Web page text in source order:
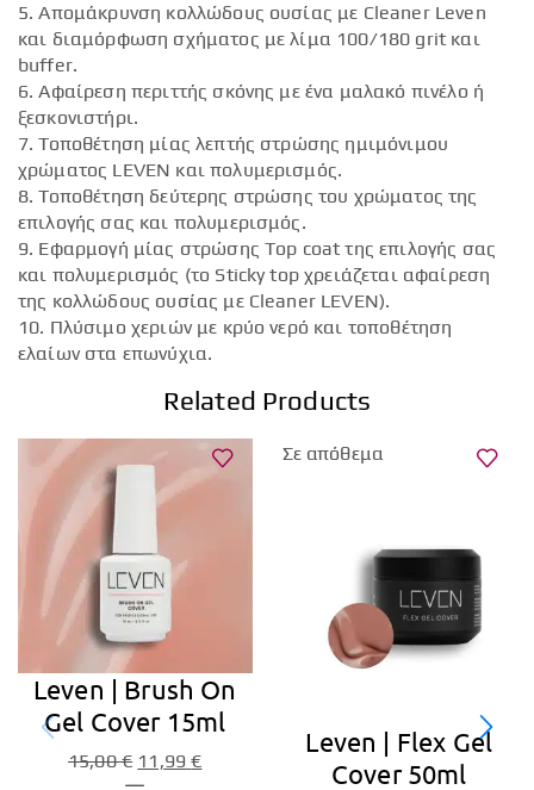
5. Απομάκρυνση κολλώδους ουσίας με Cleaner Leven
και διαμόρφωση σχήματος με λίμα 100/180 grit και
buffer.
6. Αφαίρεση περιττής σκόνης με ένα μαλακό πινέλο ή
ξεσκονιστήρι.
7. Τοποθέτηση μίας λεπτής στρώσης ημιμόνιμου
χρώματος LEVEN και πολυμερισμός.
8. Τοποθέτηση δεύτερης στρώσης του χρώματος της
επιλογής σας και πολυμερισμός.
9. Εφαρμογή μίας στρώσης Top coat της επιλογής σας
και πολυμερισμός (το Sticky top χρειάζεται αφαίρεση
της κολλώδους ουσίας με Cleaner LEVEN).
10. Πλύσιμο χεριών με κρύο νερό και τοποθέτηση
ελαίων στα επωνύχια.
Related Products
Leven | Brush On
Gel Cover 15ml
15,00€ 11,99€
Σε απόθεμα
Leven | Flex Gel
Cover 50ml